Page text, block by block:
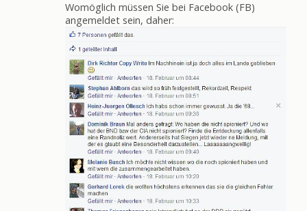
Womöglich müssen Sie bei Facebook (FB)
angemeldet sein, daher: